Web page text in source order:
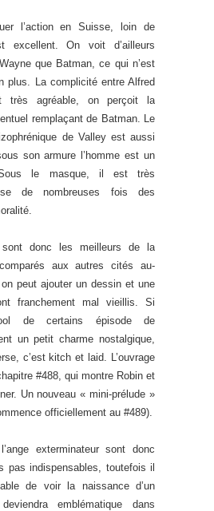
l’action en Suisse, loin de
excellent. On voit d’ailleurs
que Batman, ce qui n’est
plus. La complicité entre Alfred
très agréable, on perçoit la
remplaçant de Batman. Le
de Valley est aussi
son armure l’homme est un
le masque, il est très
de nombreuses fois des
sont donc les meilleurs de la
aux autres cités au-
peut ajouter un dessin et une
franchement mal vieillis. Si
de certains épisode de
un petit charme nostalgique,
c’est kitch et laid. L’ouvrage
#488, qui montre Robin et
Un nouveau « mini-prélude »
officiellement au #489).
exterminateur sont donc
pas indispensables, toutefois il
de voir la naissance d’un
emblématique dans